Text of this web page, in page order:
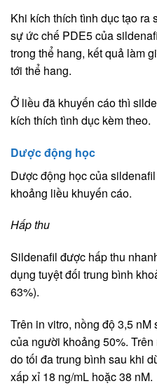
Khi kích thích tình dục tạo ra
sự ức chế PDE5 của
trong thể hang, kết quả làm
tới thể hang.
Ở liều đã khuyến cáo thì
kích thích tình dục kèm theo.
Dược động học
Dược động học của
khoảng liều khuyến cáo.
Hấp thu
Sildenafil được hấp thu
dụng tuyệt đối trung bình
63%).
Trên in vitro, nồng độ 3,5
của người khoảng 50%.
do tối đa trung bình sau khi
xấp xỉ 18 ng/mL hoặc 38 nM.